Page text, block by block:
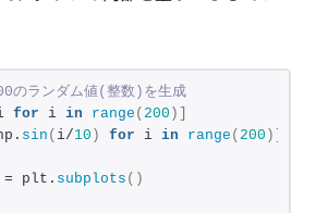
のランダム値(整数)を生成
for i in range ( 200 )]
sin ( i/10 ) for i in range ( 200 )]
= plt. subplots ()